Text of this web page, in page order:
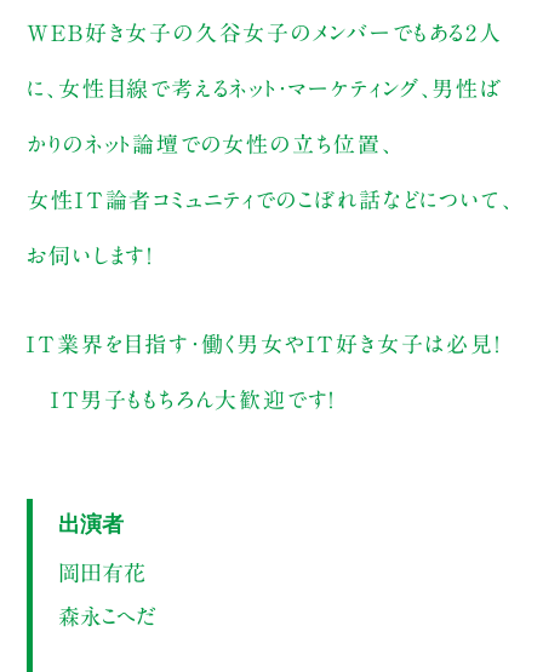
ＷＥＢ好き女子の久谷女子のメンバーでもある2人
に、女性目線で考えるネット・マーケティング、男性ば
かりのネット論壇での女性の立ち位置、
女性ＩＴ論者コミュニティでのこぼれ話などについて、
お伺いします！
ＩＴ業界を目指す・働く男女やＩＴ好き女子は必見！
ＩＴ男子ももちろん大歓迎です！
出演者
岡田有花
森永こへだ